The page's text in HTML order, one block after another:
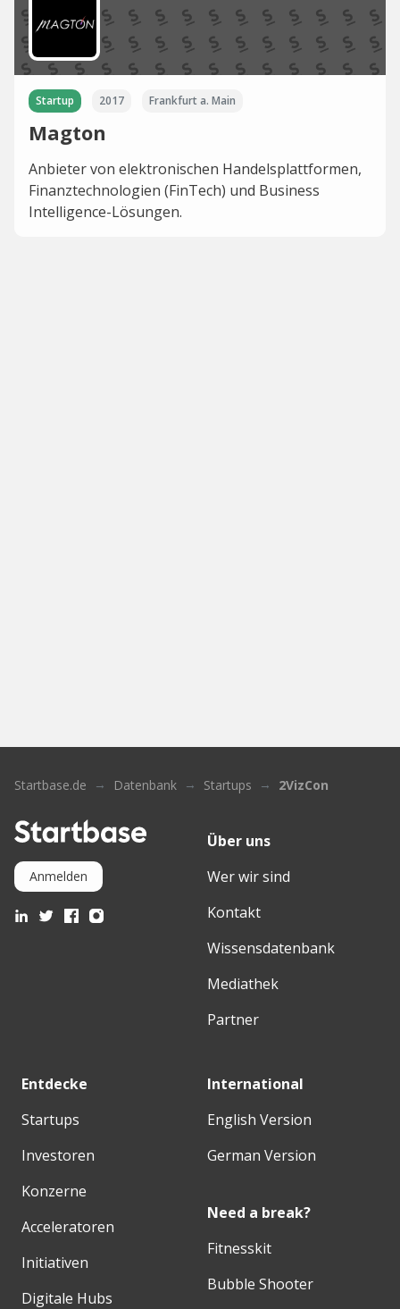
Startup 2017 Frankfurt a. Main
Magton
Anbieter von elektronischen Handelsplattformen,
Finanztechnologien (FinTech) und Business
Intelligence-Lösungen.
Startbase.de Datenbank Startups 2VizCon
Anmelden
Über uns
Wer wir sind
Kontakt
Wissensdatenbank
Mediathek
Partner
Entdecke
Startups
Investoren
Konzerne
Acceleratoren
Initiativen
Digitale Hubs
International
English Version
German Version
Need a break?
Fitnesskit
Bubble Shooter